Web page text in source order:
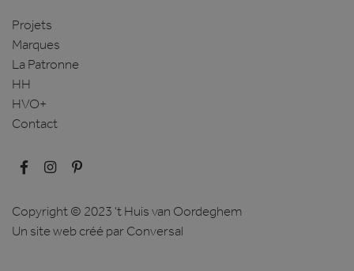
Projets
Marques
La Patronne
HH
HVO+
Contact
Copyright © 2023 't Huis van Oordeghem
Un site web créé par Conversal